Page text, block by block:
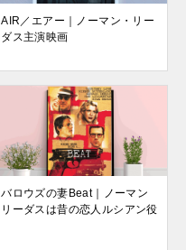
AIR／エアー｜ノーマン・リー
ダス主演映画
バロウズの妻Beat｜ノーマン
リーダスは昔の恋人ルシアン役